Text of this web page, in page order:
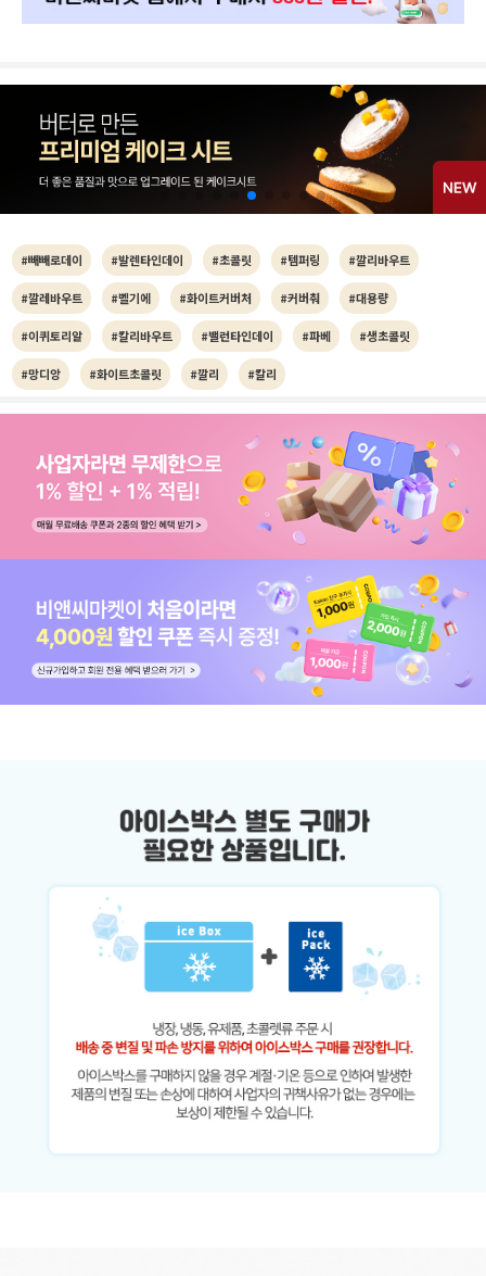
#빼빼로데이 #발렌타인데이 #초콜릿 #템퍼링 #깔리바우트
#깔레바우트 #벨기에 #화이트커버처 #커버춰 #대용량
#이퀴토리알 #칼리바우트 #밸런타인데이 #파베 #생초콜릿
#망디앙 #화이트초콜릿 #깔리 #칼리